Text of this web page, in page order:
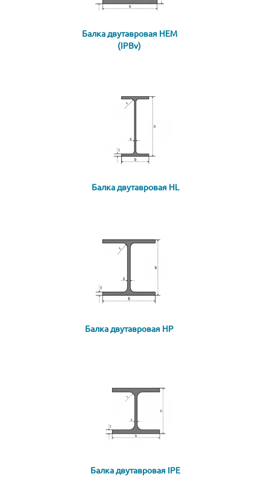
Балка двутавровая HEM
(IPBv)
Балка двутавровая HL
Балка двутавровая HP
Балка двутавровая IPE